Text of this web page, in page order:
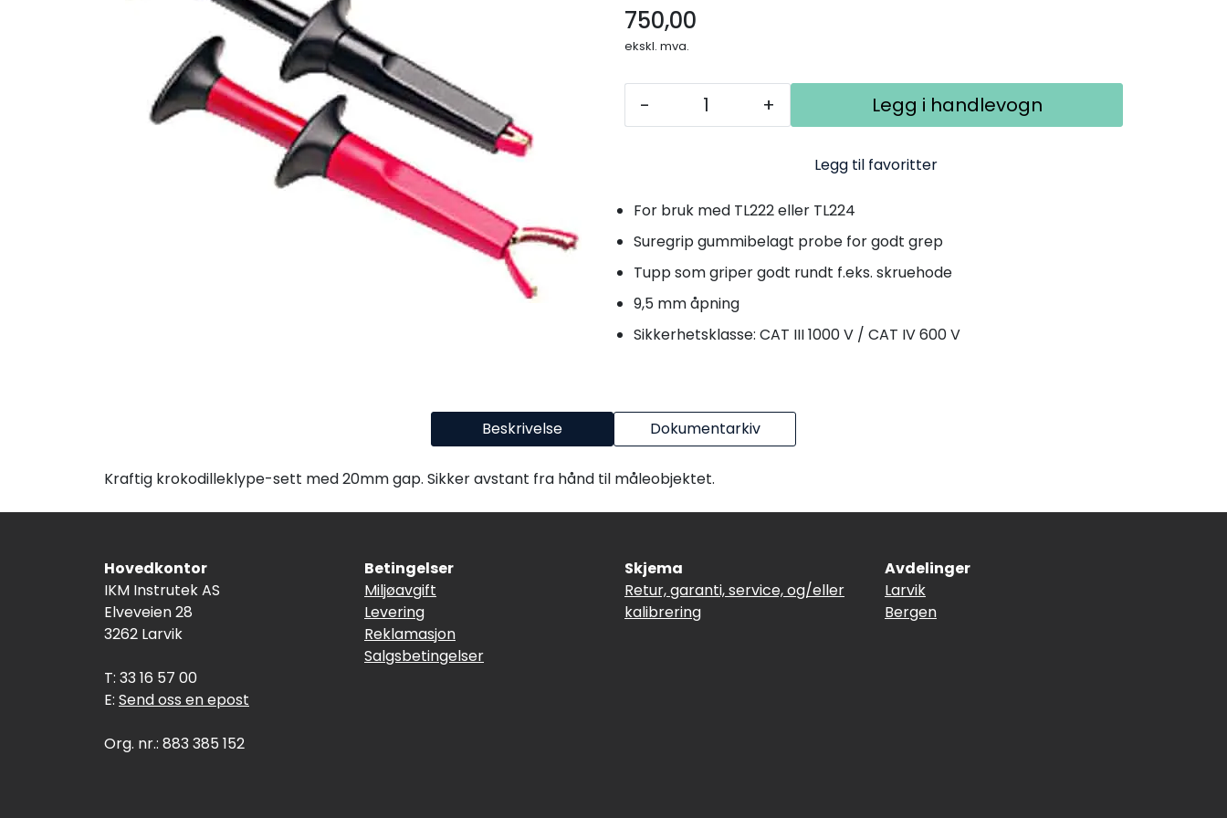
750,00
ekskl. mva.
- + Legg i handlevogn
Legg til favoritter
For bruk med TL222 eller TL224
Suregrip gummibelagt probe for godt grep
Tupp som griper godt rundt f.eks. skruehode
9,5 mm åpning
Sikkerhetsklasse: CAT III 1000 V / CAT IV 600 V
Beskrivelse Dokumentarkiv
Kraftig krokodilleklype-sett med 20mm gap. Sikker avstant fra hånd til måleobjektet.
Hovedkontor
IKM Instrutek AS
Elveveien 28
3262 Larvik
T: 33 16 57 00
E: Send oss en epost
Org. nr.: 883 385 152
Betingelser
Miljøavgift
Levering
Reklamasjon
Salgsbetingelser
Skjema
Retur, garanti, service, og/eller
kalibrering
Avdelinger
Larvik
Bergen